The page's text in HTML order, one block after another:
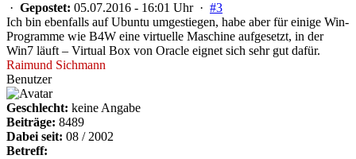
· Gepostet: 05.07.2016 - 16:01 Uhr · #3
Ich bin ebenfalls auf Ubuntu umgestiegen, habe aber für einige Win-
Programme wie B4W eine virtuelle Maschine aufgesetzt, in der
Win7 läuft – Virtual Box von Oracle eignet sich sehr gut dafür.
Raimund Sichmann
Benutzer
Geschlecht: keine Angabe
Beiträge: 8489
Dabei seit: 08 / 2002
Betreff: